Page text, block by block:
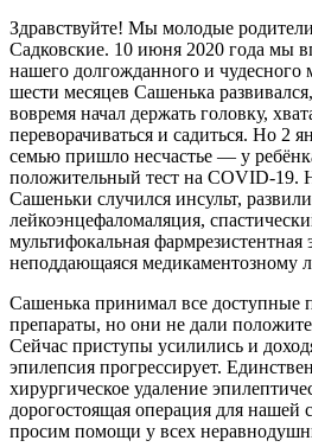
Здравствуйте! Мы молодые
Садковские. 10 июня 2020 года мы
нашего долгожданного и
шести месяцев Сашенька
вовремя начал держать головку,
переворачиваться и садиться. Но 2
семью пришло несчастье — у
положительный тест на COVID-19.
Сашеньки случился инсульт,
лейкоэнцефаломаляция,
мультифокальная фармрезистентная
неподдающаяся медикаментозному
Сашенька принимал все доступные
препараты, но они не дали
Сейчас приступы усилились и
эпилепсия прогрессирует.
хирургическое удаление
дорогостоящая операция для нашей
просим помощи у всех